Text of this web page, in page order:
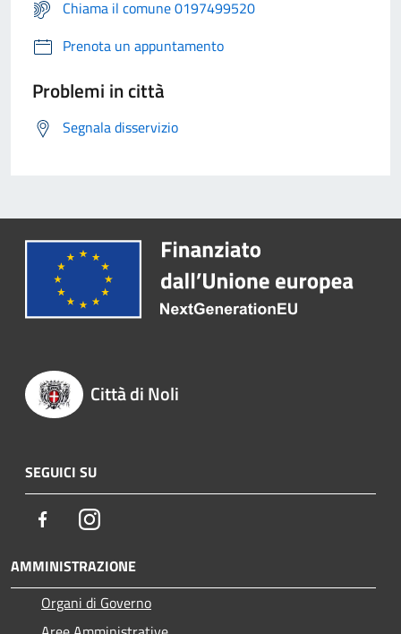
Chiama il comune 0197499520
Prenota un appuntamento
Problemi in città
Segnala disservizio
Città di Noli
SEGUICI SU
FacebookInstagram
AMMINISTRAZIONE
Organi di Governo